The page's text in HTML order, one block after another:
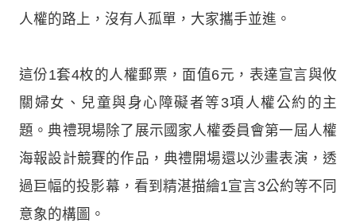
人權的路上，沒有人孤單，大家攜手並進。
這份1套4枚的人權郵票，面值6元，表達宣言與攸
關婦女、兒童與身心障礙者等3項人權公約的主
題。典禮現場除了展示國家人權委員會第一屆人權
海報設計競賽的作品，典禮開場還以沙畫表演，透
過巨幅的投影幕，看到精湛描繪1宣言3公約等不同
意象的構圖。